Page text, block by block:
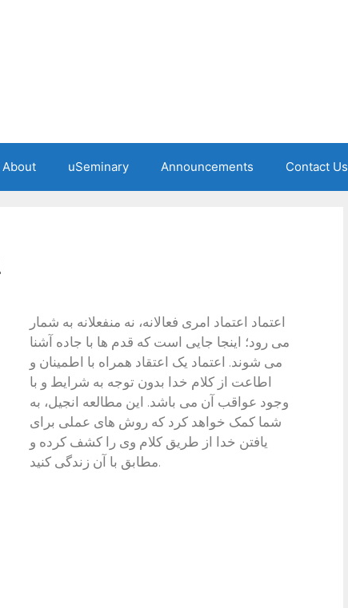
About uSeminary Announcements Contact Us
اعتماد اعتماد امری فعالانه، نه منفعلانه به شمار
می رود؛ اینجا جایی است که قدم ها با جاده آشنا
می شوند. اعتماد یک اعتقاد همراه با اطمینان و
اطاعت از کلام خدا بدون توجه به شرایط و با
وجود عواقب آن می باشد. این مطالعه انجیل، به
شما کمک خواهد کرد که روش های عملی برای
یافتن خدا از طریق کلام وی را کشف کرده و
مطابق با آن زندگی کنید.